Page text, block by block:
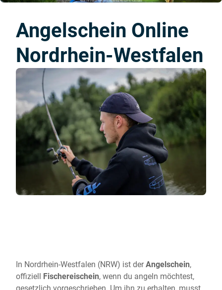
Angelschein Online
Nordrhein-Westfalen
In Nordrhein-Westfalen (NRW) ist derAngelschein,
offiziell Fischereischein, wenn du angeln möchtest,